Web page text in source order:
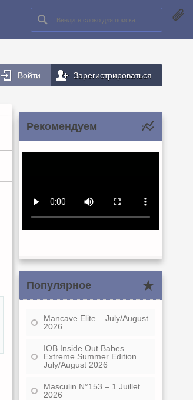
Войти Зарегистрироваться
Рекомендуем
Популярное
Mancave Elite – July/August
2026
IOB Inside Out Babes –
Extreme Summer Edition
July/August 2026
Masculin N°153 – 1 Juillet
2026